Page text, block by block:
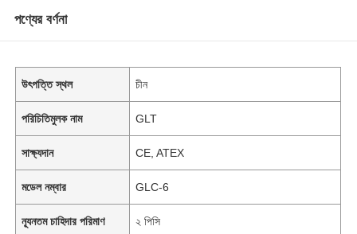
পণ্যের বর্ণনা
উৎপত্তি স্থল চীন
পরিচিতিমুলক নাম GLT
সাক্ষ্যদান CE, ATEX
মডেল নম্বার GLC-6
ন্যূনতম চাহিদার পরিমাণ ২ পিসি